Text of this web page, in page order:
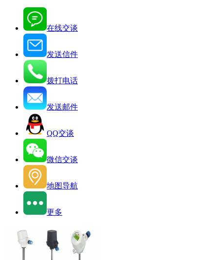
在线交谈
发送信件
拨打电话
发送邮件
QQ交谈
微信交谈
地图导航
更多